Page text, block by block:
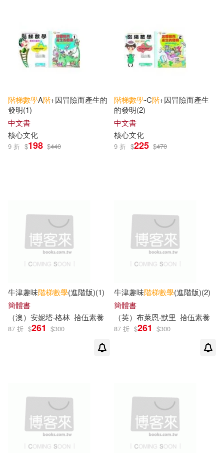
階梯數學A階+因冒險而產生的
發明(1)
中文書
核心文化
9 折 $198 $440
階梯數學-C階+因冒險而產生
的發明(2)
中文書
核心文化
9 折 $225 $470
牛津趣味階梯數學(進階版)(1)
簡體書
（澳）安妮塔·格林 拾伍素養
87 折 $261 $300
牛津趣味階梯數學(進階版)(2)
簡體書
（英）布萊恩·默里 拾伍素養
87 折 $261 $300